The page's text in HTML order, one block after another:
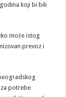
koji bi bili
može istog
prevoz i
potrebe